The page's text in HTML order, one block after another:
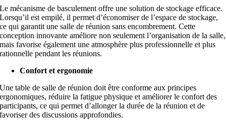
Le mécanisme de basculement offre une solution de stockage efficace.
Lorsqu’il est empilé, il permet d’économiser de l’espace de stockage,
ce qui garantit une salle de réunion sans encombrement. Cette
conception innovante améliore non seulement l’organisation de la salle,
mais favorise également une atmosphère plus professionnelle et plus
rationnelle pendant les réunions.
Confort et ergonomie
Une table de salle de réunion doit être conforme aux principes
ergonomiques, réduire la fatigue physique et améliorer le confort des
participants, ce qui permet d’allonger la durée de la réunion et de
favoriser des discussions approfondies.